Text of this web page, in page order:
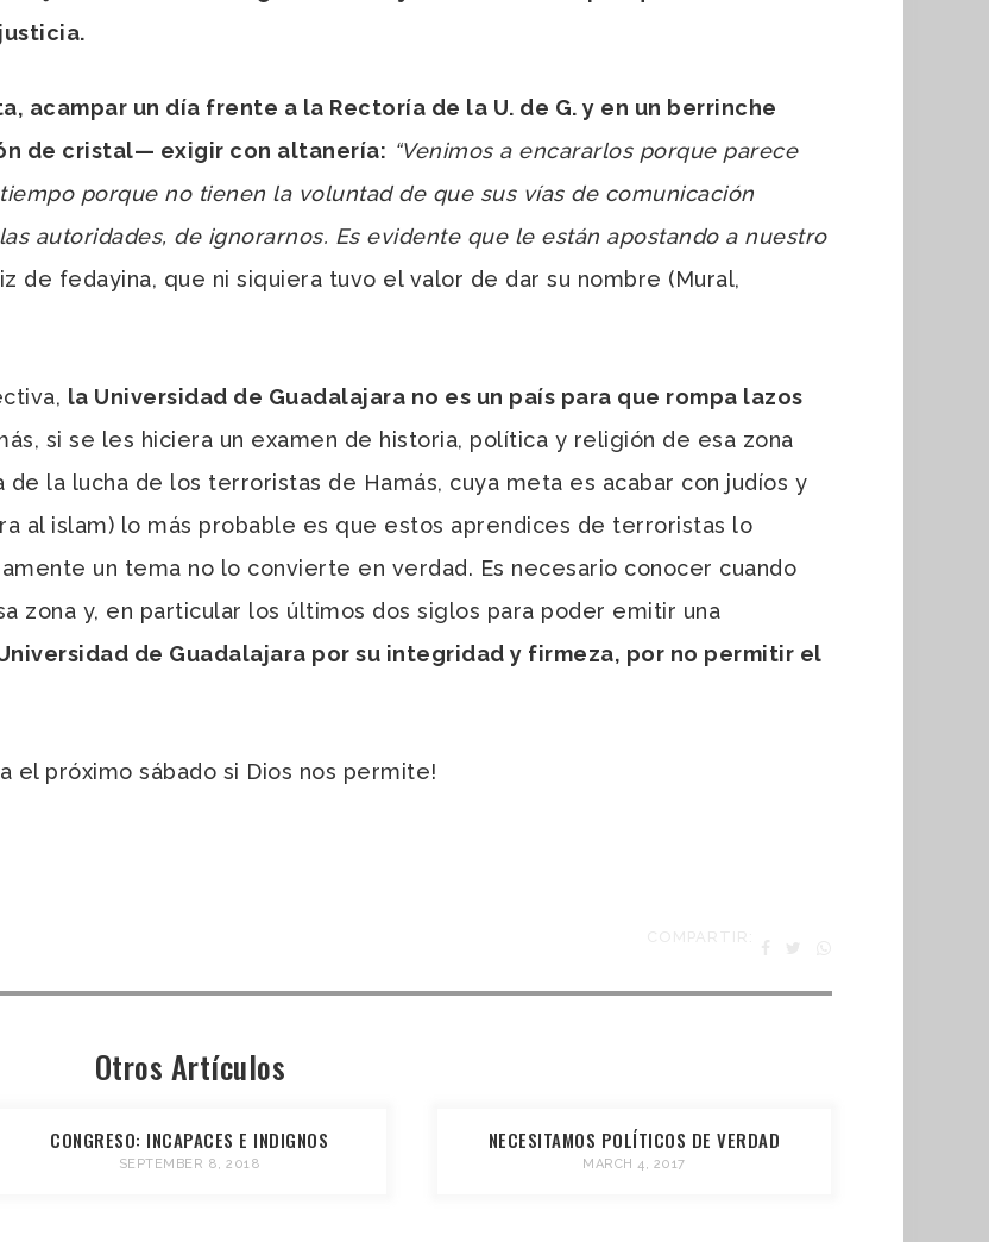
acampar un día frente a la Rectoría de la U. de G. y en un berrinche
de cristal— exigir con altanería: “Venimos a encararlos porque parece
porque no tienen la voluntad de que sus vías de comunicación
autoridades, de ignorarnos. Es evidente que le están apostando a nuestro
de fedayina, que ni siquiera tuvo el valor de dar su nombre (Mural,
la Universidad de Guadalajara no es un país para que rompa lazos
si se les hiciera un examen de historia, política y religión de esa zona
la lucha de los terroristas de Hamás, cuya meta es acabar con judíos y
al islam) lo más probable es que estos aprendices de terroristas lo
un tema no lo convierte en verdad. Es necesario conocer cuando
zona y, en particular los últimos dos siglos para poder emitir una
de Guadalajara por su integridad y firmeza, por no permitir el
el próximo sábado si Dios nos permite!
Otros Artículos
CONGRESO: INCAPACES E INDIGNOS
SEPTEMBER 8, 2018
NECESITAMOS POLÍTICOS DE VERDAD
MARCH 4, 2017